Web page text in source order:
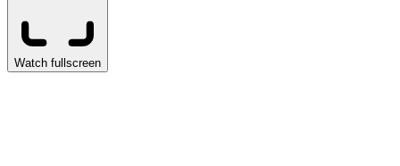
Watch fullscreen